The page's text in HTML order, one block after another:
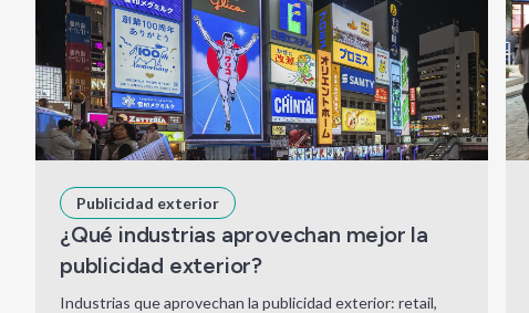
Publicidad exterior
¿Qué industrias aprovechan mejor la
publicidad exterior?
Industrias que aprovechan la publicidad exterior: retail,